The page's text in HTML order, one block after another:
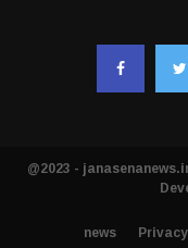
@2023 -
news
Privacy